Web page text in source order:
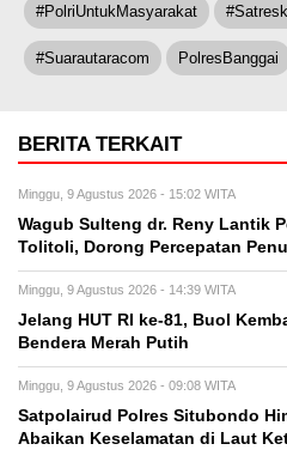
#PolriUntukMasyarakat
#Suarautaracom PolresBanggai
BERITA TERKAIT
Minggu, 9 Agustus 2026 - 15:02 WITA
Wagub Sulteng dr. Reny Lantik
Tolitoli, Dorong Percepatan
Minggu, 9 Agustus 2026 - 14:39 WITA
Jelang HUT RI ke-81, Buol
Bendera Merah Putih
Minggu, 9 Agustus 2026 - 09:08 WITA
Satpolairud Polres Situbondo
Abaikan Keselamatan di Laut